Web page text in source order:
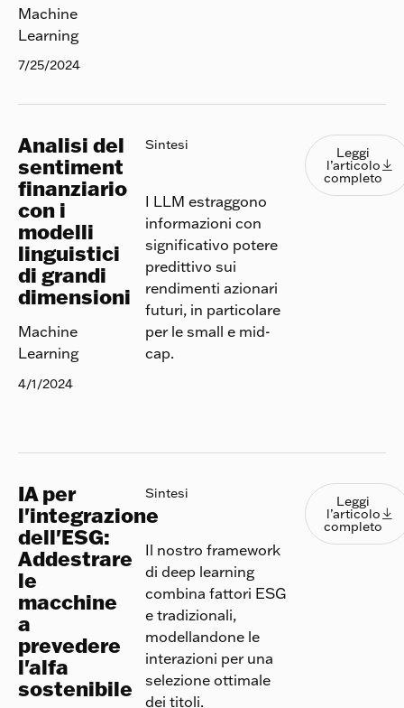
Machine
Learning
7/25/2024
Analisi del
sentiment
finanziario
con i
modelli
linguistici
di grandi
dimensioni
Machine
Learning
4/1/2024
Sintesi
I LLM estraggono
informazioni con
significativo potere
predittivo sui
rendimenti azionari
futuri, in particolare
per le small e mid-
cap.
Leggi
Leggi
l’articolo
completo

IA per
l'integrazione
dell'ESG:
Addestrare
le
macchine
a
prevedere
l'alfa
sostenibile
Sintesi
Il nostro framework
di deep learning
combina fattori ESG
e tradizionali,
modellandone le
interazioni per una
selezione ottimale
dei titoli.
Leggi
Leggi
l’articolo
completo
